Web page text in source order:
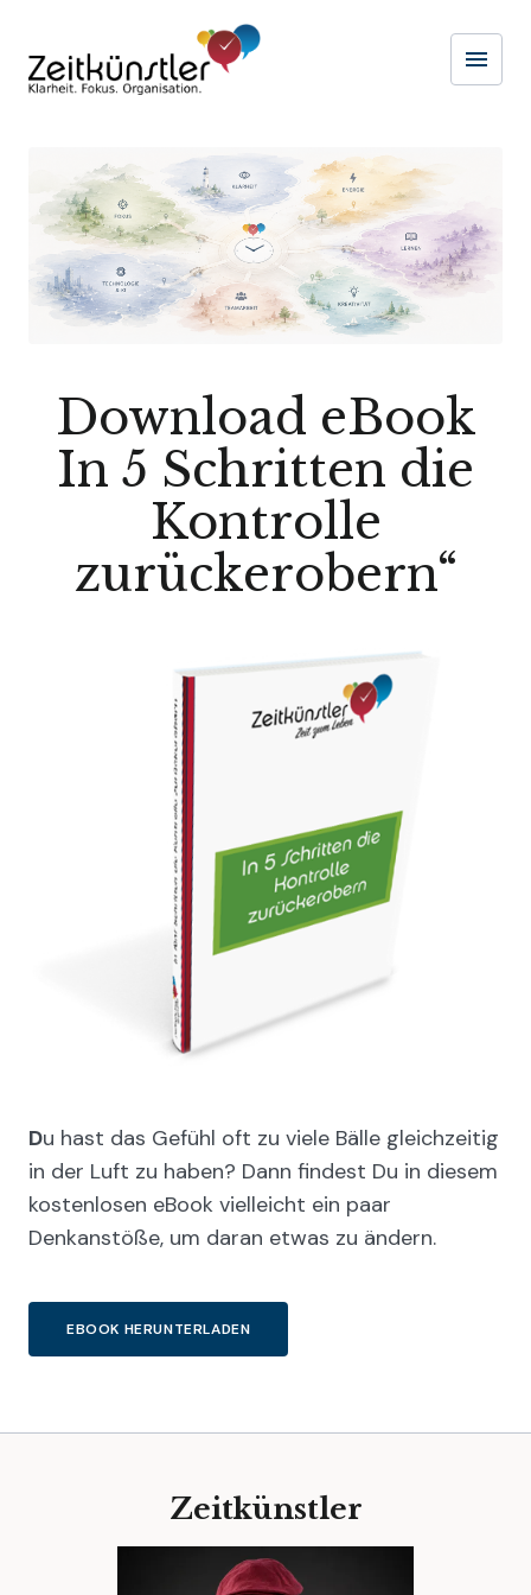
menu
Download eBook
In 5 Schritten die
Kontrolle
zurückerobern“
Du hast das Gefühl oft zu viele Bälle gleichzeitig
in der Luft zu haben? Dann findest Du in diesem
kostenlosen eBook vielleicht ein paar
Denkanstöße, um daran etwas zu ändern.
EBOOK HERUNTERLADEN
Zeitkünstler